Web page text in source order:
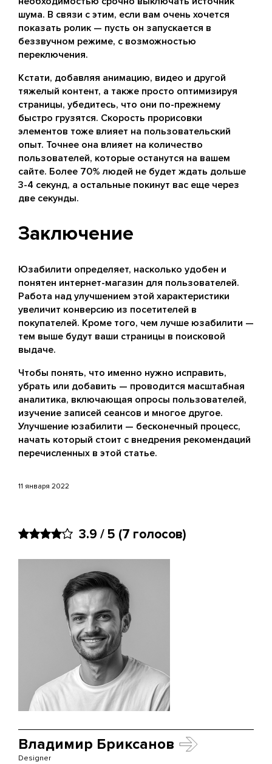
шума. В связи с этим, если вам очень хочется
показать ролик — пусть он запускается в
беззвучном режиме, с возможностью
переключения.
Кстати, добавляя анимацию, видео и другой
тяжелый контент, а также просто оптимизируя
страницы, убедитесь, что они по-прежнему
быстро грузятся. Скорость прорисовки
элементов тоже влияет на пользовательский
опыт. Точнее она влияет на количество
пользователей, которые останутся на вашем
сайте. Более 70% людей не будет ждать дольше
3-4 секунд, а остальные покинут вас еще через
две секунды.
Заключение
Юзабилити определяет, насколько удобен и
понятен интернет-магазин для пользователей.
Работа над улучшением этой характеристики
увеличит конверсию из посетителей в
покупателей. Кроме того, чем лучше юзабилити —
тем выше будут ваши страницы в поисковой
выдаче.
Чтобы понять, что именно нужно исправить,
убрать или добавить — проводится масштабная
аналитика, включающая опросы пользователей,
изучение записей сеансов и многое другое.
Улучшение юзабилити — бесконечный процесс,
начать который стоит с внедрения рекомендаций
перечисленных в этой статье.
11 января 2022
3.9 / 5 (7 голосов)
Владимир Бриксанов
Designer